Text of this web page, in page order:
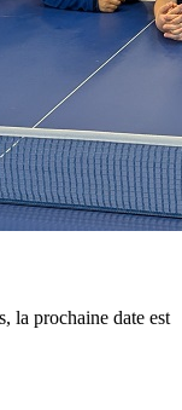
la prochaine date est